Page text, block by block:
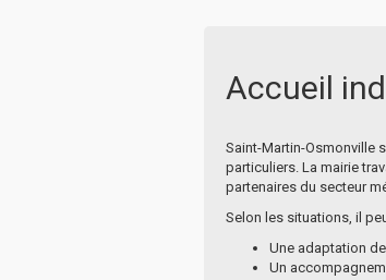
Accueil
Saint-Martin-Osmonville
particuliers. La mairie
partenaires du secteur
Selon les situations, il
Une adaptation
Un